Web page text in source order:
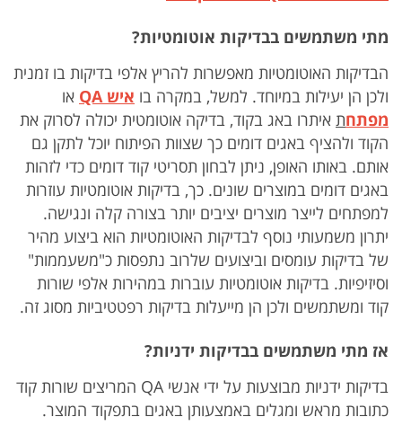
מתי משתמשים בבדיקות אוטומטיות?
הבדיקות האוטומטיות מאפשרות להריץ אלפי בדיקות בו זמנית
ולכן הן יעילות במיוחד. למשל, במקרה בו אישQA או
מפתחת איתרו באג בקוד, בדיקה אוטומטית יכולה לסרוק את
הקוד ולהציף באגים דומים כך שצוות הפיתוח יוכל לתקן גם
אותם. באותו האופן, ניתן לבחון תסריטי קוד דומים כדי לזהות
באגים דומים במוצרים שונים. כך, בדיקות אוטומטיות עוזרות
למפתחים לייצר מוצרים יציבים יותר בצורה קלה ונגישה.
יתרון משמעותי נוסף לבדיקות האוטומטיות הוא ביצוע מהיר
של בדיקות עומסים וביצועים שלרוב נתפסות כ"משעממות"
וסיזיפיות. בדיקות אוטומטיות עוברות במהירות אלפי שורות
קוד ומשתמשים ולכן הן מייעלות בדיקות רפטטיביות מסוג זה.
אז מתי משתמשים בבדיקות ידניות?
בדיקות ידניות מבוצעות על ידי אנשי QA המריצים שורות קוד
כתובות מראש ומגלים באמצעותן באגים בתפקוד המוצר.